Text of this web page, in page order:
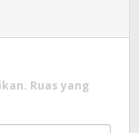
Ruas yang